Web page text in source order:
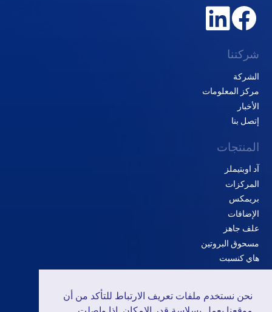
نحن نستخدم ملفات تعريف الارتباط للتأكد من أن
شركتنا
الشركة
مركز المعلومات
الأخبار
إتصل بنا
المنتجات
آد اوبتيملز
المركزات
بريمكس
الإضافات
علف جاهز
مسحوق البروتين
هاي كنسبت